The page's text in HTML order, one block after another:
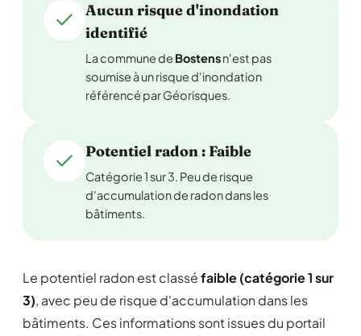
Aucun risque d'inondation
identifié
La commune de Bostensn'est pas
soumise à un risque d'inondation
référencé par Géorisques.
Potentiel radon : Faible
Catégorie 1 sur 3. Peu de risque
d'accumulation de radon dans les
bâtiments.
Le potentiel radon est classéfaible (catégorie 1 sur
3), avec peu de risque d'accumulation dans les
bâtiments. Ces informations sont issues du portail